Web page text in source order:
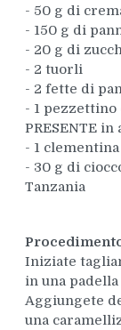
- 50 g di
- 150 g di
- 20 g di
- 2 tuorli
- 2 fette di
- 1
PRESENTE
- 1 clementina
- 30 g di
Tanzania
Iniziate
in una padella
Aggiungete
una